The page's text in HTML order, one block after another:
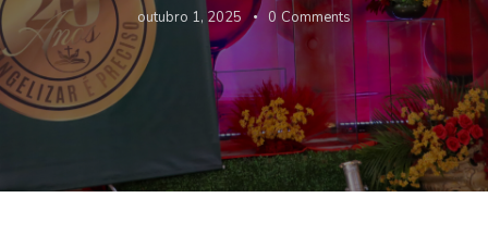
outubro 1, 2025 0 Comments